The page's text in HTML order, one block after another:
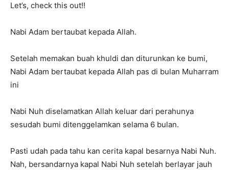
Let’s, check this out!!
Nabi Adam bertaubat kepada Allah.
Setelah memakan buah khuldi dan diturunkan ke bumi,
Nabi Adam bertaubat kepada Allah pas di bulan Muharram
ini
Nabi Nuh diselamatkan Allah keluar dari perahunya
sesudah bumi ditenggelamkan selama 6 bulan.
Pasti udah pada tahu kan cerita kapal besarnya Nabi Nuh.
Nah, bersandarnya kapal Nabi Nuh setelah berlayar jauh